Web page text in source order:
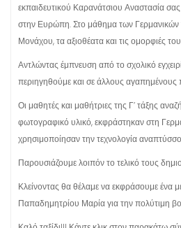
εκπαιδευτικού Καρανάτσιου Αναστασία
στην Ευρώπη. Στο μάθημα των Γερμανικών
Μονάχου, τα αξιοθέατα και τις ομορφιές
Αντλώντας έμπνευση από το σχολικό
περιηγηθούμε και σε άλλους
Οι μαθητές και μαθήτριες της Γ’ τάξης
φωτογραφικό υλικό, εκφράστηκαν στη
χρησιμοποίησαν την τεχνολογία
Παρουσιάζουμε λοιπόν το τελικό τους
Κλείνοντας θα θέλαμε να εκφράσουμε ένα
Παπαδημητρίου Μαρία για την πολύτιμη